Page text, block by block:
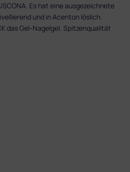
Es hat eine ausgezeichnete
und in Acenton löslich.
das Gel-Nagelgel. Spitzenqualität